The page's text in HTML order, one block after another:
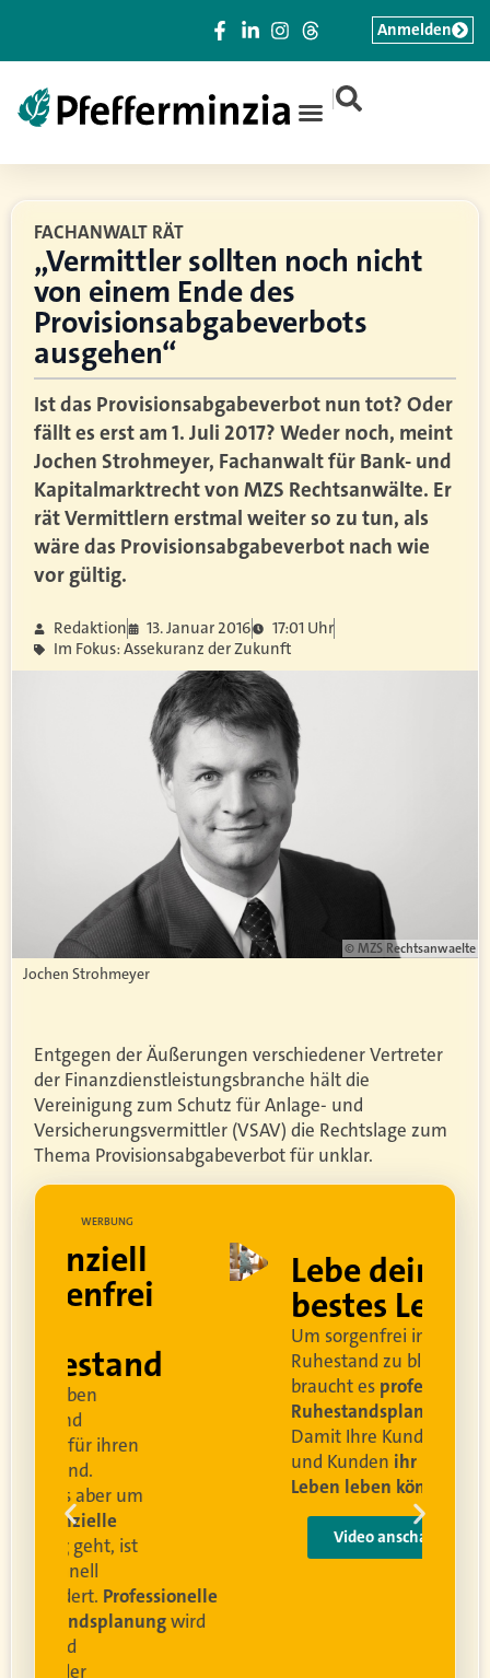
|
Anmelden
FACHANWALT RÄT
„Vermittler sollten noch nicht
von einem Ende des
Provisionsabgabeverbots
ausgehen“
Ist das Provisionsabgabeverbot nun tot? Oder
fällt es erst am 1. Juli 2017? Weder noch, meint
Jochen Strohmeyer, Fachanwalt für Bank- und
Kapitalmarktrecht von MZS Rechtsanwälte. Er
rät Vermittlern erstmal weiter so zu tun, als
wäre das Provisionsabgabeverbot nach wie
vor gültig.
Redaktion 13. Januar 2016
17:01 Uhr
Im Fokus: Assekuranz der Zukunft
© MZS Rechtsanwaelte
Jochen Strohmeyer
Entgegen der Äußerungen verschiedener Vertreter
der Finanzdienstleistungsbranche hält die
Vereinigung zum Schutz für Anlage- und
Versicherungsvermittler (VSAV) die Rechtslage zum
Thema Provisionsabgabeverbot für unklar.
wird
Lebe dein
bestes Leben
Um sorgenfrei in den
Ruhestand zu blicken,
professionelle
Ruhestandsplanung.
Damit Ihre Kundinnen
ihr bestes
Leben leben können
Video anschauen